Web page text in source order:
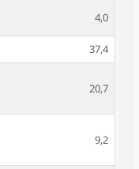
4,0
37,4
20,7
9,2